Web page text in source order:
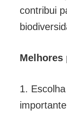
contribui
Melhores
1.